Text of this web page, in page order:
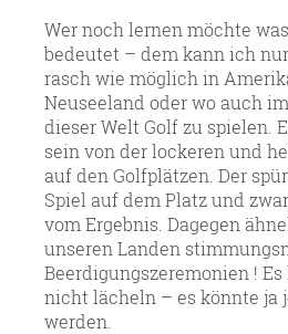
Wer noch lernen möchte
bedeutet – dem kann ich
rasch wie möglich in
Neuseeland oder wo auch
dieser Welt Golf zu spielen.
sein von der lockeren und
auf den Golfplätzen. Der
Spiel auf dem Platz und
vom Ergebnis. Dagegen
unseren Landen
Beerdigungszeremonien !
nicht lächeln – es könnte ja
werden.